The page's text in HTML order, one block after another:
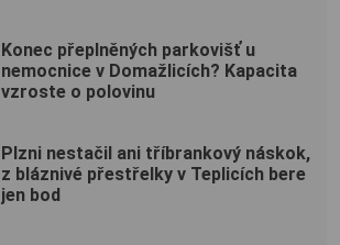
Konec přeplněných parkovišť u
nemocnice v Domažlicích? Kapacita
vzroste o polovinu
Plzni nestačil ani tříbrankový náskok,
z bláznivé přestřelky v Teplicích bere
jen bod